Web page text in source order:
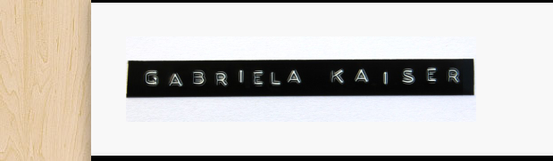
meine DIY Projekte
FacebookPinterestVimeo